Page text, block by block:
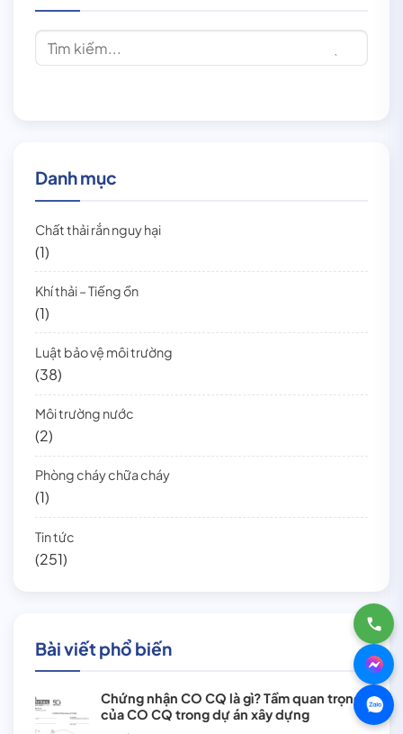
Danh mục
Chất thải rắn nguy hại
(1)
Khí thải – Tiếng ồn
(1)
Luật bảo vệ môi trường
(38)
Môi trường nước
(2)
Phòng cháy chữa cháy
(1)
Tin tức
(251)
Bài viết phổ biến
Chứng nhận CO CQ là gì? Tầm quan trọng
của CO CQ trong dự án xây dựng